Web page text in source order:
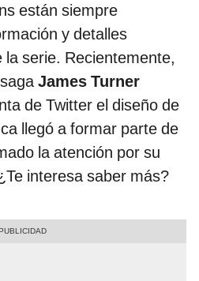
están siempre
y detalles
serie. Recientemente,
James Turner
de Twitter el diseño de
llegó a formar parte de
la atención por su
interesa saber más?